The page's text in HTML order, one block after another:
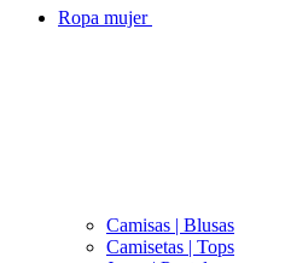
Ropa mujer
Camisas | Blusas
Camisetas | Tops